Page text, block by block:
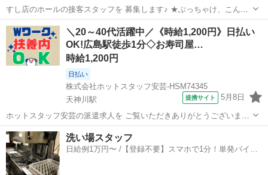
すし店のホールの接客スタッフを 募集します♪ ★ぶっちゃけ、こんな
お仕事。★ ━━━v━━━━━━━━━━━━━━ ・お客さまが来店
されたら席へご案内する ・オーダー(注文)を伺う ・料理や飲み物を提
供する ・テーブルのセッ...
広島 天神川駅 ファミレス
＼20～40代活躍中／《時給1,200円》日払い
OK!広島駅徒歩1分◇お寿司屋…
時給1,200円
日払い
株式会社ホットスタッフ安芸-HSM74345
天神川駅
提携サイト 5月8日
ホットスタッフ安芸の派遣求人を ご覧いただきありがとうございます!
すし店のホールの接客スタッフを 募集します♪
━━━━━━━━━━━━━━━━━━ ＼ ぶっちゃけ、こんなお仕
事。 / ━━━v━━━━━━━━━━━...
広島 天神川駅 ファミレス
洗い場スタッフ
日給例1万円〜 /【登録不要】スマホで1分！単発バイト